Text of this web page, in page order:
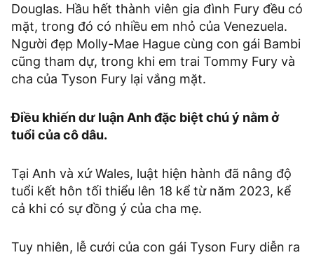
Douglas. Hầu hết thành viên gia đình Fury đều có
mặt, trong đó có nhiều em nhỏ của Venezuela.
Người đẹp Molly-Mae Hague cùng con gái Bambi
cũng tham dự, trong khi em trai Tommy Fury và
cha của Tyson Fury lại vắng mặt.
Điều khiến dư luận Anh đặc biệt chú ý nằm ở
tuổi của cô dâu.
Tại Anh và xứ Wales, luật hiện hành đã nâng độ
tuổi kết hôn tối thiểu lên 18 kể từ năm 2023, kể
cả khi có sự đồng ý của cha mẹ.
Tuy nhiên, lễ cưới của con gái Tyson Fury diễn ra